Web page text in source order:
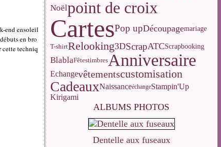
end ensoleil
en bro
cette techniq
Noëlpoint de croix
CartesPop upDécoupagemariage
T-shirtRelooking3DScrapATCScrapbooking
BlablaFêtestimbresAnniversaire
Echangevêtementscustomisation
CadeauxNaissanceéchangeStampin'Up
Kirigami
ALBUMS PHOTOS
Dentelle aux fuseaux